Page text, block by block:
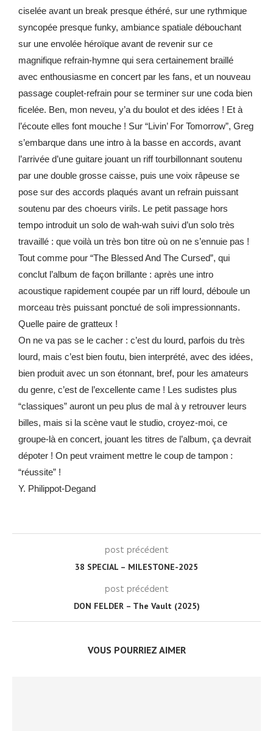
ciselée avant un break presque éthéré, sur une rythmique
syncopée presque funky, ambiance spatiale débouchant
sur une envolée héroïque avant de revenir sur ce
magnifique refrain-hymne qui sera certainement braillé
avec enthousiasme en concert par les fans, et un nouveau
passage couplet-refrain pour se terminer sur une coda bien
ficelée. Ben, mon neveu, y’a du boulot et des idées ! Et à
l’écoute elles font mouche ! Sur “Livin’ For Tomorrow”, Greg
s’embarque dans une intro à la basse en accords, avant
l’arrivée d’une guitare jouant un riff tourbillonnant soutenu
par une double grosse caisse, puis une voix râpeuse se
pose sur des accords plaqués avant un refrain puissant
soutenu par des choeurs virils. Le petit passage hors
tempo introduit un solo de wah-wah suivi d’un solo très
travaillé : que voilà un très bon titre où on ne s’ennuie pas !
Tout comme pour “The Blessed And The Cursed”, qui
conclut l’album de façon brillante : après une intro
acoustique rapidement coupée par un riff lourd, déboule un
morceau très puissant ponctué de soli impressionnants.
Quelle paire de gratteux !
On ne va pas se le cacher : c’est du lourd, parfois du très
lourd, mais c’est bien foutu, bien interprété, avec des idées,
bien produit avec un son étonnant, bref, pour les amateurs
du genre, c’est de l’excellente came ! Les sudistes plus
“classiques” auront un peu plus de mal à y retrouver leurs
billes, mais si la scène vaut le studio, croyez-moi, ce
groupe-là en concert, jouant les titres de l’album, ça devrait
dépoter ! On peut vraiment mettre le coup de tampon :
“réussite” !
Y. Philippot-Degand
post précédent
38 SPECIAL – MILESTONE-2025
post précédent
DON FELDER – The Vault (2025)
VOUS POURRIEZ AIMER